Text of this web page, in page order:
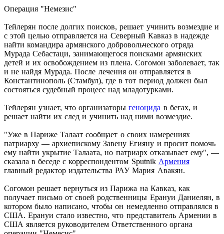
Операция "Немезис"
Тейлерян после долгих поисков, решает учинить возмездие и
с этой целью отправляется на Северный Кавказ в надежде
найти командира армянского добровольческого отряда
Мурада Себастаци, занимающегося поисками армянских
детей и их освобождением из плена. Согомон заболевает, так
и не найдя Мурада. После лечения он отправляется в
Константинополь (Стамбул), где в тот период должен был
состояться судебный процесс над младотурками.
Тейлерян узнает, что организаторыгеноцида в бегах, и
решает найти их след и учинить над ними возмездие.
"Уже в Париже Талаат сообщает о своих намерениях
патриарху — архиепискому Завену Егияну и просит помочь
ему найти укрытие Талаата, но патриарх отказывает ему", —
сказала в беседе с корреспондентом Sputnik Армения
главный редактор издательства РАУ Мария Авакян.
Согомон решает вернуться из Парижа на Кавказ, как
получает письмо от своей родственницы Ерануи Даниелян, в
котором было написано, чтобы он немедленно отправлялся в
США. Ерануи стало известно, что представитель Армении в
США является руководителем Ответственного органа